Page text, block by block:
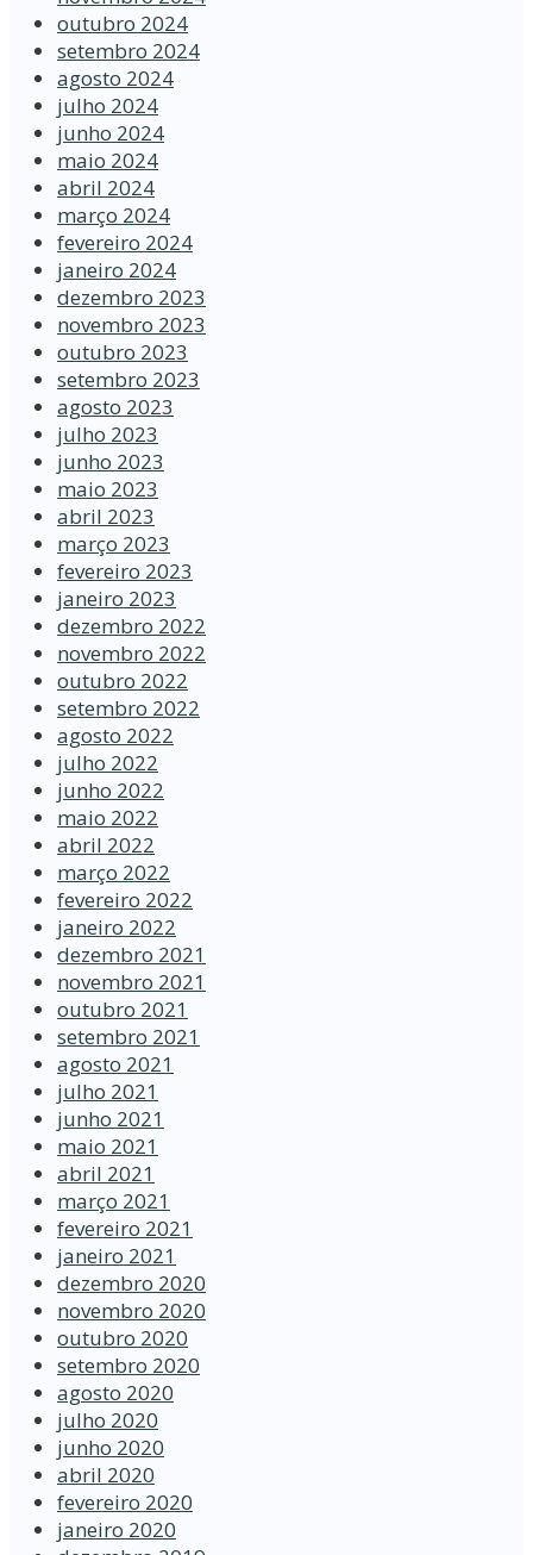
outubro 2024
setembro 2024
agosto 2024
julho 2024
junho 2024
maio 2024
abril 2024
março 2024
fevereiro 2024
janeiro 2024
dezembro 2023
novembro 2023
outubro 2023
setembro 2023
agosto 2023
julho 2023
junho 2023
maio 2023
abril 2023
março 2023
fevereiro 2023
janeiro 2023
dezembro 2022
novembro 2022
outubro 2022
setembro 2022
agosto 2022
julho 2022
junho 2022
maio 2022
abril 2022
março 2022
fevereiro 2022
janeiro 2022
dezembro 2021
novembro 2021
outubro 2021
setembro 2021
agosto 2021
julho 2021
junho 2021
maio 2021
abril 2021
março 2021
fevereiro 2021
janeiro 2021
dezembro 2020
novembro 2020
outubro 2020
setembro 2020
agosto 2020
julho 2020
junho 2020
abril 2020
fevereiro 2020
janeiro 2020